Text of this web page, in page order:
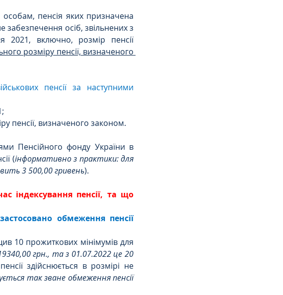
пенсія яких призначена
забезпечення осіб, звільнених з
2021, включно, розмір пенсії
розміру пенсії, визначеного
пенсії за наступними
пенсії, визначеного законом.
Пенсійного фонду України в
(інформативно з практики: для
3 500,00 гривень).
індексування пенсії, та що
обмеження пенсії
10 прожиткових мінімумів для
грн., та з 01.07.2022 це 20
здійснюється в розмірі не
так зване обмеження пенсії